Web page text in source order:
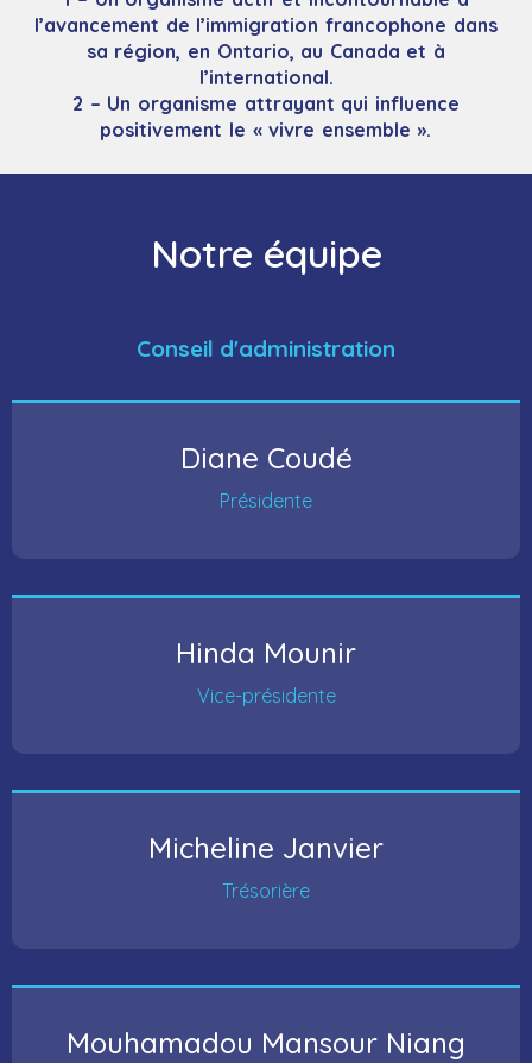
l’avancement de l’immigration francophone dans
sa région, en Ontario, au Canada et à
l’international.
2 – Un organisme attrayant qui influence
positivement le « vivre ensemble ».
Notre équipe
Conseil d'administration
Diane Coudé
Présidente
Hinda Mounir
Vice-présidente
Micheline Janvier
Trésorière
Mouhamadou Mansour Niang